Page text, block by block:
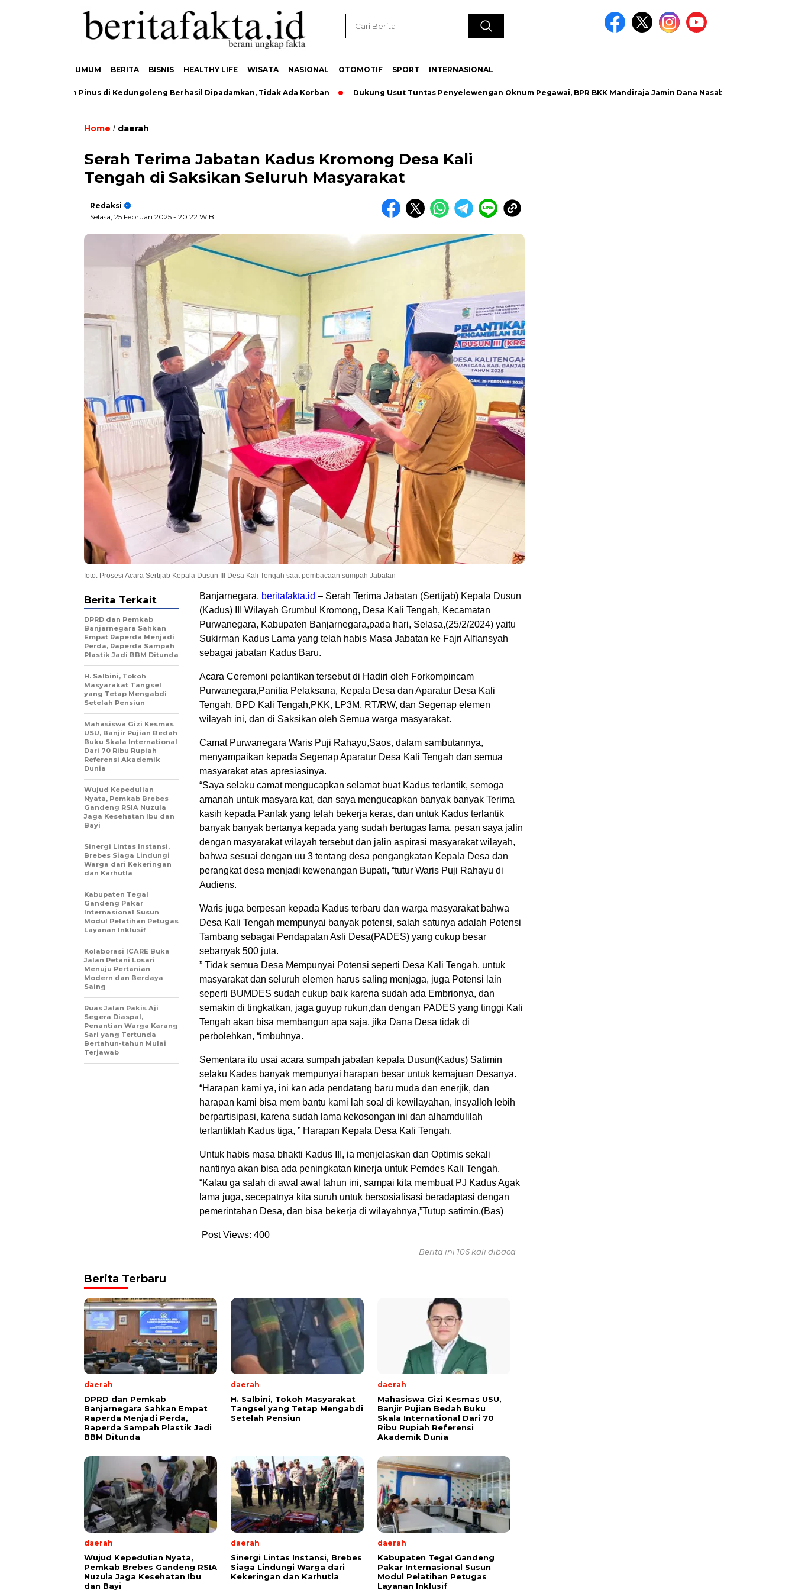
UMUM BERITA BISNIS HEALTHY LIFE WISATA NASIONAL OTOMOTIF SPORT INTERNASIONAL
Hutan Pinus di Kedungoleng Berhasil Dipadamkan, Tidak Ada Korban Dukung Usut Tuntas Penyelewengan Oknum Pegawai, BPR BKK Mandiraja Jamin Dana Nasabah Aman
Home / daerah
Serah Terima Jabatan Kadus Kromong Desa Kali
Tengah di Saksikan Seluruh Masyarakat
Redaksi
Selasa, 25 Februari 2025 - 20:22 WIB
foto: Prosesi Acara Sertijab Kepala Dusun III Desa Kali Tengah saat pembacaan sumpah Jabatan
Banjarnegara, beritafakta.id – Serah Terima Jabatan (Sertijab) Kepala Dusun
(Kadus) III Wilayah Grumbul Kromong, Desa Kali Tengah, Kecamatan
Purwanegara, Kabupaten Banjarnegara,pada hari, Selasa,(25/2/2024) yaitu
Sukirman Kadus Lama yang telah habis Masa Jabatan ke Fajri Alfiansyah
sebagai jabatan Kadus Baru.
Acara Ceremoni pelantikan tersebut di Hadiri oleh Forkompincam
Purwanegara,Panitia Pelaksana, Kepala Desa dan Aparatur Desa Kali
Tengah, BPD Kali Tengah,PKK, LP3M, RT/RW, dan Segenap elemen
wilayah ini, dan di Saksikan oleh Semua warga masyarakat.
Camat Purwanegara Waris Puji Rahayu,Saos, dalam sambutannya,
menyampaikan kepada Segenap Aparatur Desa Kali Tengah dan semua
masyarakat atas apresiasinya.
“Saya selaku camat mengucapkan selamat buat Kadus terlantik, semoga
amanah untuk masyara kat, dan saya mengucapkan banyak banyak Terima
kasih kepada Panlak yang telah bekerja keras, dan untuk Kadus terlantik
banyak banyak bertanya kepada yang sudah bertugas lama, pesan saya jalin
dengan masyarakat wilayah tersebut dan jalin aspirasi masyarakat wilayah,
bahwa sesuai dengan uu 3 tentang desa pengangkatan Kepala Desa dan
perangkat desa menjadi kewenangan Bupati, “tutur Waris Puji Rahayu di
Audiens.
Waris juga berpesan kepada Kadus terbaru dan warga masyarakat bahwa
Desa Kali Tengah mempunyai banyak potensi, salah satunya adalah Potensi
Tambang sebagai Pendapatan Asli Desa(PADES) yang cukup besar
sebanyak 500 juta.
” Tidak semua Desa Mempunyai Potensi seperti Desa Kali Tengah, untuk
masyarakat dan seluruh elemen harus saling menjaga, juga Potensi lain
seperti BUMDES sudah cukup baik karena sudah ada Embrionya, dan
semakin di tingkatkan, jaga guyup rukun,dan dengan PADES yang tinggi Kali
Tengah akan bisa membangun apa saja, jika Dana Desa tidak di
perbolehkan, “imbuhnya.
Sementara itu usai acara sumpah jabatan kepala Dusun(Kadus) Satimin
selaku Kades banyak mempunyai harapan besar untuk kemajuan Desanya.
“Harapan kami ya, ini kan ada pendatang baru muda dan enerjik, dan
harapan kami bisa mem bantu kami lah soal di kewilayahan, insyalloh lebih
berpartisipasi, karena sudah lama kekosongan ini dan alhamdulilah
terlantiklah Kadus tiga, ” Harapan Kepala Desa Kali Tengah.
Untuk habis masa bhakti Kadus III, ia menjelaskan dan Optimis sekali
nantinya akan bisa ada peningkatan kinerja untuk Pemdes Kali Tengah.
“Kalau ga salah di awal awal tahun ini, sampai kita membuat PJ Kadus Agak
lama juga, secepatnya kita suruh untuk bersosialisasi beradaptasi dengan
pemerintahan Desa, dan bisa bekerja di wilayahnya,”Tutup satimin.(Bas)
Post Views: 400
Berita Terkait
DPRD dan Pemkab
Banjarnegara Sahkan
Empat Raperda Menjadi
Perda, Raperda Sampah
Plastik Jadi BBM Ditunda
H. Salbini, Tokoh
Masyarakat Tangsel
yang Tetap Mengabdi
Setelah Pensiun
Mahasiswa Gizi Kesmas
USU, Banjir Pujian Bedah
Buku Skala International
Dari 70 Ribu Rupiah
Referensi Akademik
Dunia
Wujud Kepedulian
Nyata, Pemkab Brebes
Gandeng RSIA Nuzula
Jaga Kesehatan Ibu dan
Bayi
Sinergi Lintas Instansi,
Brebes Siaga Lindungi
Warga dari Kekeringan
dan Karhutla
Kabupaten Tegal
Gandeng Pakar
Internasional Susun
Modul Pelatihan Petugas
Layanan Inklusif
Kolaborasi ICARE Buka
Jalan Petani Losari
Menuju Pertanian
Modern dan Berdaya
Saing
Ruas Jalan Pakis Aji
Segera Diaspal,
Penantian Warga Karang
Sari yang Tertunda
Bertahun-tahun Mulai
Terjawab
Berita ini 106 kali dibaca
Berita Terbaru
daerah
DPRD dan Pemkab
Banjarnegara Sahkan Empat
Raperda Menjadi Perda,
Raperda Sampah Plastik Jadi
BBM Ditunda
daerah
H. Salbini, Tokoh Masyarakat
Tangsel yang Tetap Mengabdi
Setelah Pensiun
daerah
Mahasiswa Gizi Kesmas USU,
Banjir Pujian Bedah Buku
Skala International Dari 70
Ribu Rupiah Referensi
Akademik Dunia
daerah
Wujud Kepedulian Nyata,
Pemkab Brebes Gandeng RSIA
Nuzula Jaga Kesehatan Ibu
dan Bayi
daerah
Sinergi Lintas Instansi, Brebes
Siaga Lindungi Warga dari
Kekeringan dan Karhutla
daerah
Kabupaten Tegal Gandeng
Pakar Internasional Susun
Modul Pelatihan Petugas
Layanan Inklusif